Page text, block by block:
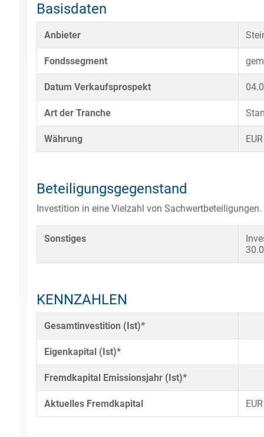
Basisdaten
Anbieter
Fondssegment
Datum Verkaufsprospekt
Art der Tranche
Währung EUR
Beteiligungsgegenstand
Investition in eine Vielzahl von Sachwertbeteiligungen.
Sonstiges
KENNZAHLEN
Gesamtinvestition (Ist)*
Eigenkapital (Ist)*
Fremdkapital Emissionsjahr (Ist)*
Aktuelles Fremdkapital